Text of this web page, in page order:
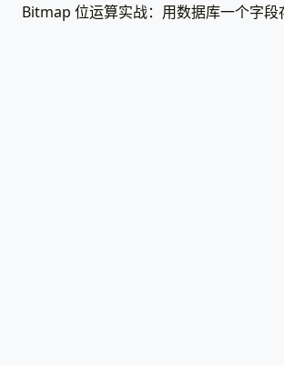
Bitmap 位运算实战：用数据库一个字段